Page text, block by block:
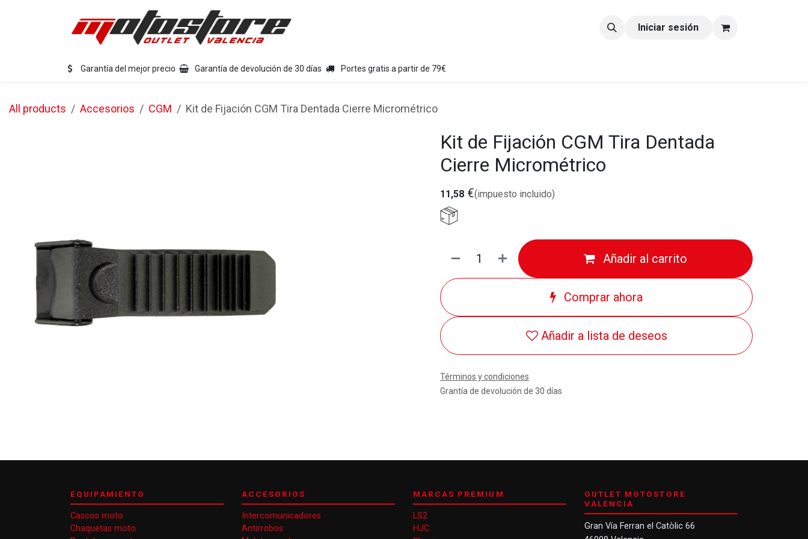
Equipamiento moto Iniciar sesión
Garantía del mejor precio Garantía de devolución de 30 días Portes gratis a partir de 79€
All products Accesorios CGM Kit de Fijación CGM Tira Dentada Cierre Micrométrico
Kit de Fijación CGM Tira Dentada
Cierre Micrométrico
11,58 €(impuesto incluido)
Añadir al carrito
Comprar ahora
Añadir a lista de deseos
Términos y condiciones
Grantía de devolución de 30 días
EQUIPAMIENTO
Cascos moto
Chaquetas moto
ACCESORIOS
Intercomunicadores
Antirrobos
MARCAS PREMIUM
LS2
HJC
OUTLET MOTOSTORE
VALENCIA
Gran Vía Ferran el Catòlic 66